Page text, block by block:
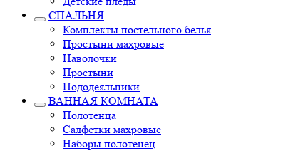
СПАЛЬНЯ
Комплекты постельного белья
Простыни махровые
Наволочки
Простыни
Пододеяльники
ВАННАЯ КОМНАТА
Полотенца
Салфетки махровые
Наборы полотенец